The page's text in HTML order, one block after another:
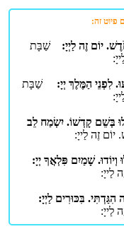
זה:
יוֹם זֶה לַיְיָ: שַׁבָּת
לִפְנֵי הַמֶּלֶךְ יְיָ: שַׁבָּת
בְּשֵׁם קָדְשׁוֹ. יִשְׂמַח לֵב
זֶה לַייָ:
וְיוֹדוּ. שָׁמַיִם פִּלְאֲךָיְיָ:
לַייָ:
הִגַּדְתִּי. בִּכּוּרִים לַיְיָ:
לַייָ: